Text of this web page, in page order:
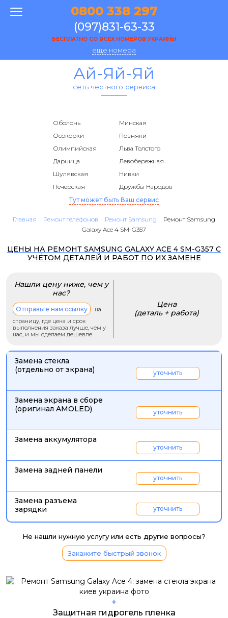
0800 338 297
(097)831-63-33
БЕСПЛАТНО СО ВСЕХ НОМЕРОВ УКРАИНЫ
еще номера
Ай-Яй-Яй
сеть честного сервиса
Оболонь
Минская
Осокорки
Позняки
Олимпийская
Льва Толстого
Дарница
Левобережная
Шулявская
Нивки
Печерская
Дружбы Народов
Тут может быть Ваш сервис
Главная Ремонт телефонов Ремонт Samsung
Ремонт Samsung
Galaxy Ace 4 SM-G357
ЦЕНЫ НА РЕМОНТ SAMSUNG GALAXY ACE 4 SM-G357 С
УЧЁТОМ ДЕТАЛЕЙ И РАБОТ ПО ИХ ЗАМЕНЕ
Нашли цену ниже, чем у
нас?
Отправьте нам ссылку
на
страницу, где цена и срок
выполнения заказа лучше, чем у
нас, и мы сделаем дешевле
Цена
(деталь + работа)
Замена стекла
(отдельно от экрана)
уточнить
Замена экрана в сборе
(оригинал AMOLED)
уточнить
Замена аккумулятора
уточнить
Замена задней панели
уточнить
Замена разъема
зарядки
уточнить
Не нашли нужную услугу или есть другие вопросы?
Закажите быстрый звонок
+
Защитная гидрогель пленка